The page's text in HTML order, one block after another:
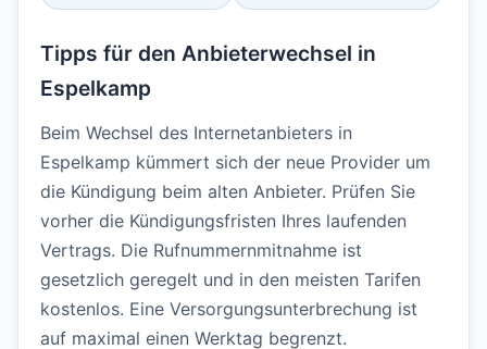
Tipps für den Anbieterwechsel in
Espelkamp
Beim Wechsel des Internetanbieters in
Espelkamp kümmert sich der neue Provider um
die Kündigung beim alten Anbieter. Prüfen Sie
vorher die Kündigungsfristen Ihres laufenden
Vertrags. Die Rufnummernmitnahme ist
gesetzlich geregelt und in den meisten Tarifen
kostenlos. Eine Versorgungsunterbrechung ist
auf maximal einen Werktag begrenzt.